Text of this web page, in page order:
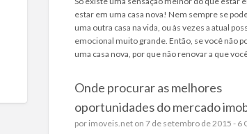
estar em uma casa nova! Nem sempre se
uma outra casa na vida, ou às vezes a atual
emocional muito grande. Então, se você não
uma casa nova, por que não renovar a que
Onde procurar as melhores
oportunidades do mercado
por imoveis.neton 7 de setembro de 2015 - 6